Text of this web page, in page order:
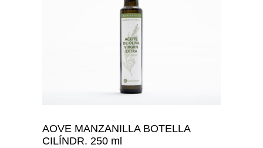
AOVE MANZANILLA BOTELLA
CILÍNDR. 250 ml